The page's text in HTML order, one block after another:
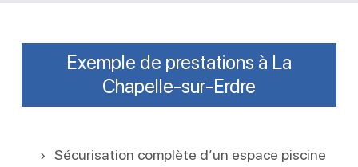
Exemple de prestations à La
Chapelle-sur-Erdre
Sécurisation complète d’un espace piscine